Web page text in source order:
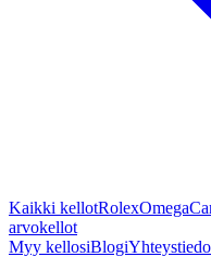
Kaikki kellotRolexOmega
arvokellot
Myy kellosiBlogi